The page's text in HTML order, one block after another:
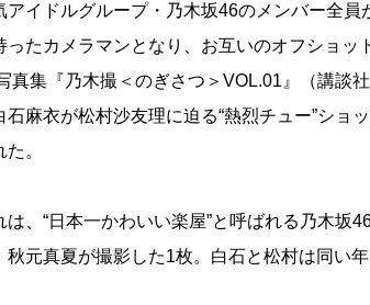
イドルグループ・乃木坂46のメンバー全員
ったカメラマンとなり、お互いのオフショッ
真集『乃木撮＜のぎさつ＞VOL.01』（講談
石麻衣が松村沙友理に迫る“熱烈チュー”ショ
。
、“日本一かわいい楽屋”と呼ばれる乃木坂
秋元真夏が撮影した1枚。白石と松村は同い